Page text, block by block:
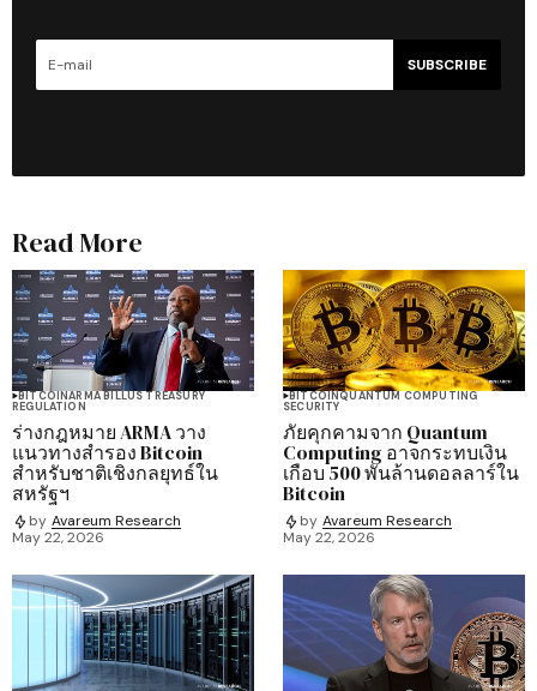
SUBSCRIBE
Read More
BITCOINARMA BILLUS TREASURY
REGULATION
ร่างกฎหมาย ARMA วาง
แนวทางสำรอง Bitcoin
สำหรับชาติเชิงกลยุทธ์ใน
สหรัฐฯ
by Avareum Research
May 22, 2026
BITCOINQUANTUM COMPUTING
SECURITY
ภัยคุกคามจาก Quantum
Computing อาจกระทบเงิน
เกือบ 500 พันล้านดอลลาร์ใน
Bitcoin
by Avareum Research
May 22, 2026